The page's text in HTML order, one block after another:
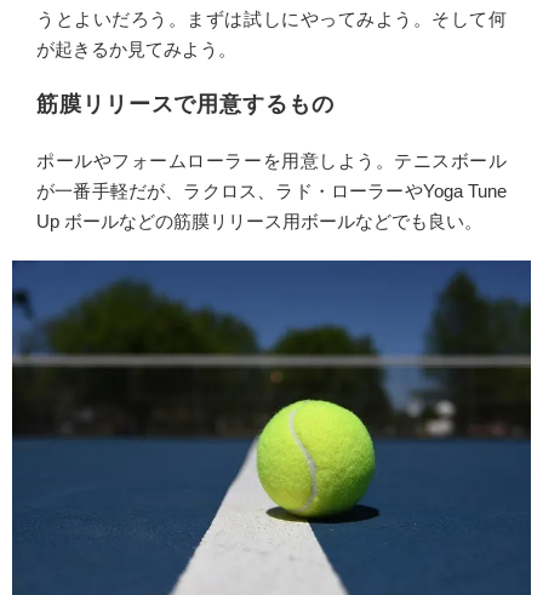
うとよいだろう。まずは試しにやってみよう。そして何
が起きるか見てみよう。
筋膜リリースで用意するもの
ポールやフォームローラーを用意しよう。テニスボール
が一番手軽だが、ラクロス、ラド・ローラーやYoga Tune
Up ボールなどの筋膜リリース用ボールなどでも良い。